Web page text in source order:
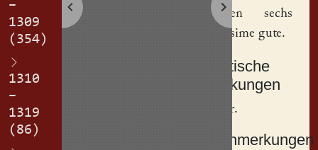
–
1309
(354)
1310
–
1319
(86)
Katherinensechs
marg an sime gute.
Textkritische
Anmerkungen
Rasur.
Sachanmerkungen